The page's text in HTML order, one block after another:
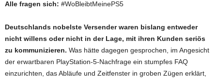
Alle fragen sich: #WoBleibtMeinePS5
Deutschlands nobelste Versender waren bislang entweder
nicht willens oder nicht in der Lage, mit ihren Kunden seriös
zu kommunizieren. Was hätte dagegen gesprochen, im Angesicht
der erwartbaren PlayStation-5-Nachfrage ein stumpfes FAQ
einzurichten, das Abläufe und Zeitfenster in groben Zügen erklärt,